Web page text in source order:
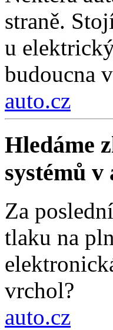
straně.
u
budoucna
auto.cz
Hledáme
systémů v
Za
tlaku na
vrchol?
auto.cz